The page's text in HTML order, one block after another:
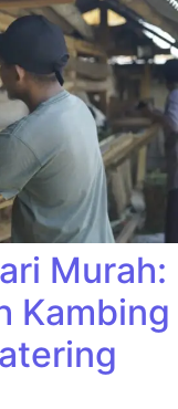
Murah:
Kambing